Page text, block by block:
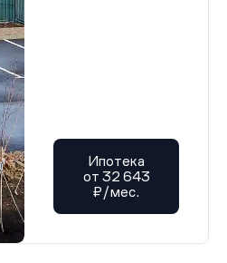
Ипотека
от 32 643
₽/мес.